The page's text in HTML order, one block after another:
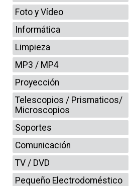
Foto y Vídeo
Informática
Limpieza
MP3 / MP4
Proyección
Telescopios / Prismaticos/
Microscopios
Soportes
Comunicación
TV / DVD
Pequeño Electrodoméstico